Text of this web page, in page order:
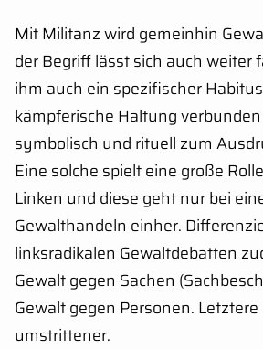
Mit Militanz wird gemeinhin
der Begriff lässt sich auch weiter
ihm auch ein spezifischer
kämpferische Haltung
symbolisch und rituell zum
Eine solche spielt eine große
Linken und diese geht nur bei
Gewalthandeln einher.
linksradikalen Gewaltdebatten
Gewalt gegen Sachen
Gewalt gegen Personen.
umstrittener.